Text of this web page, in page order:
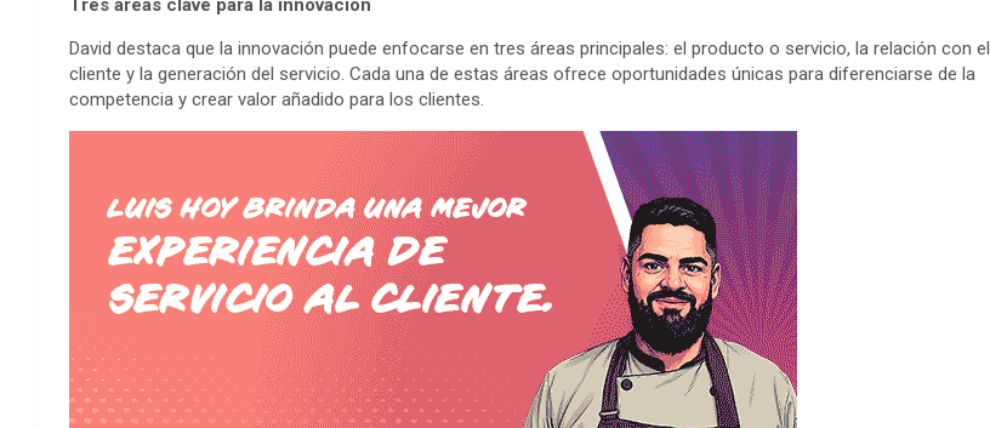
Tres áreas clave para la innovación
David destaca que la innovación puede enfocarse en tres áreas principales: el producto o servicio, la relación con el
cliente y la generación del servicio. Cada una de estas áreas ofrece oportunidades únicas para diferenciarse de la
competencia y crear valor añadido para los clientes.